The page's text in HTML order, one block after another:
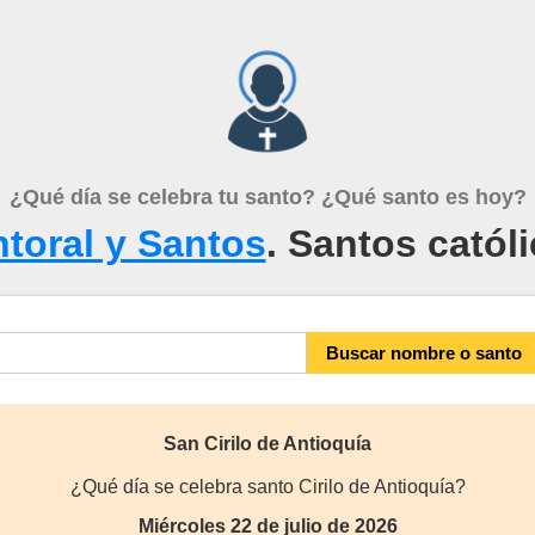
¿Qué día se celebra tu santo? ¿Qué santo es hoy?
y Santos. Santos
San Cirilo de Antioquía
¿Qué día se celebra santo Cirilo de Antioquía?
Miércoles 22 de julio de 2026